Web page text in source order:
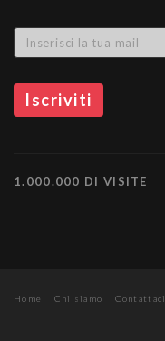
1.000.000 DI VISITE
Home Chi siamo Contattaci